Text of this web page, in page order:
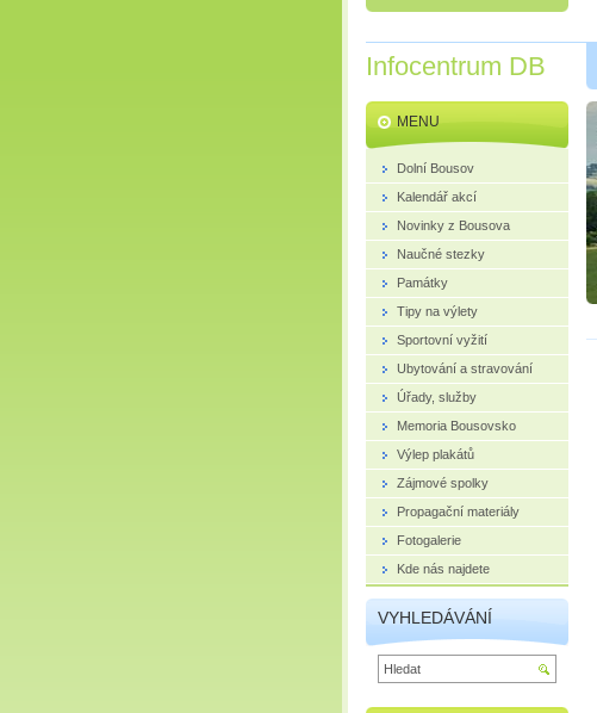
Infocentrum DB
MENU
Dolní Bousov
Kalendář akcí
Novinky z Bousova
Naučné stezky
Památky
Tipy na výlety
Sportovní vyžití
Ubytování a stravování
Úřady, služby
Memoria Bousovsko
Výlep plakátů
Zájmové spolky
Propagační materiály
Fotogalerie
Kde nás najdete
VYHLEDÁVÁNÍ